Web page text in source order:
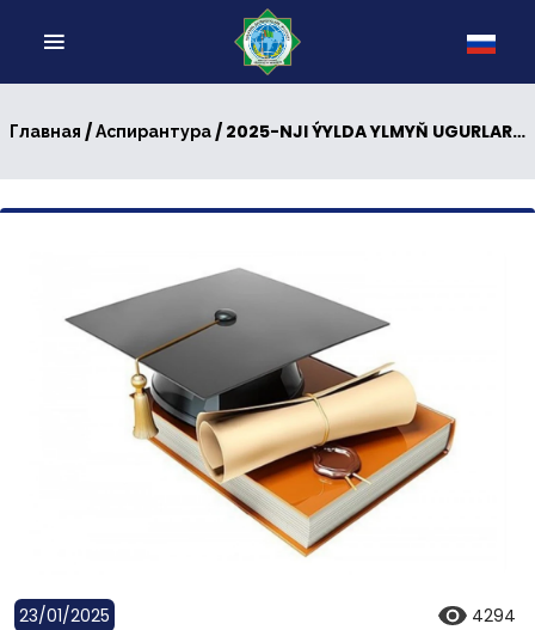
Главная /Аспирантура/ 2025-NJI ÝYLDA YLMYŇ UGURLARY BOÝUNÇA ASPIRANTURA, DOKTORANTURA KABUL EDILJEK ASPIRANTLARYŇ, DOKTORANTLARYŇ HEM-DE ALYMLYK DEREJELERINE DALAŞGÄRLIGE HASABA ALYNJAK DALAŞGÄRLERIŇ SANY BARADA MAGLUMAT
23/01/2025 4294